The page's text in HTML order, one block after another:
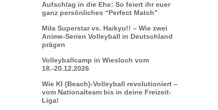
Aufschlag in die Ehe: So feiert ihr euer
ganz persönliches “Perfect Match”
Mila Superstar vs. Haikyu!! – Wie zwei
Anime-Serien Volleyball in Deutschland
prägen
Volleyballcamp in Wiesloch vom
18.-20.12.2026
Wie KI (Beach)-Volleyball revolutioniert –
vom Nationalteam bis in deine Freizeit-
Liga!